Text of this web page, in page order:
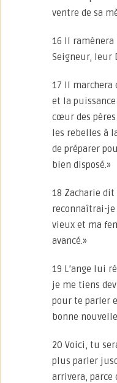
ventre de sa
16 Il ramènera
Seigneur, leur
17 Il marchera
et la
cœur des
les rebelles à
de préparer
bien disposé.»
18 Zacharie dit
reconnaîtrai-je
vieux et ma
avancé.»
19 L’ange lui
je me tiens
pour te parler
bonne
20 Voici, tu
plus parler
arrivera, parce